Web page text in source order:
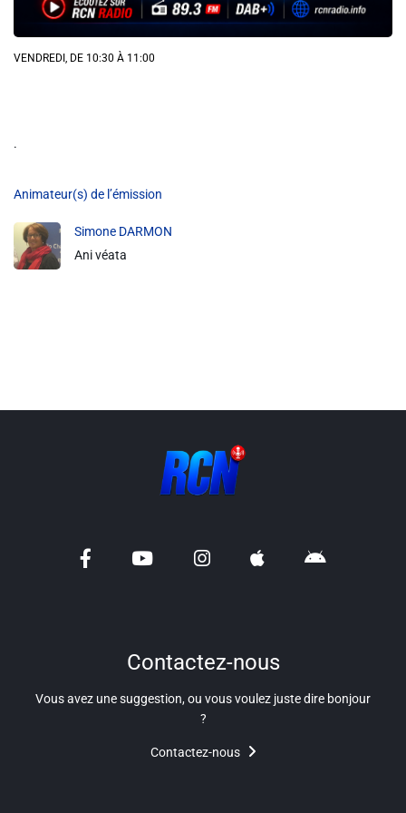
Info routes
Alerte Méduses 06
MEDIAS
Photos
Métropole Nice Côte d'Azur
Département des Alpes Maritimes
Ma Région Sud
VENDREDI, DE 10:30 À 11:00
.
Animateur(s) de l’émission
Simone DARMON
Ani véata
Contactez-nous
Vous avez une suggestion, ou vous voulez juste dire bonjour
?
Contactez-nous